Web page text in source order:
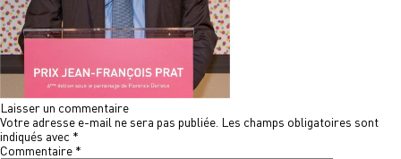
Laisser un commentaire
Votre adresse e-mail ne sera pas publiée. Les champs obligatoires sont
indiqués avec *
Commentaire *